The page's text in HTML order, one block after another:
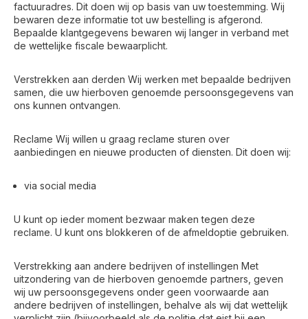
factuuradres. Dit doen wij op basis van uw toestemming. Wij
bewaren deze informatie tot uw bestelling is afgerond.
Bepaalde klantgegevens bewaren wij langer in verband met
de wettelijke fiscale bewaarplicht.
Verstrekken aan derden Wij werken met bepaalde bedrijven
samen, die uw hierboven genoemde persoonsgegevens van
ons kunnen ontvangen.
Reclame Wij willen u graag reclame sturen over
aanbiedingen en nieuwe producten of diensten. Dit doen wij:
via social media
U kunt op ieder moment bezwaar maken tegen deze
reclame. U kunt ons blokkeren of de afmeldoptie gebruiken.
Verstrekking aan andere bedrijven of instellingen Met
uitzondering van de hierboven genoemde partners, geven
wij uw persoonsgegevens onder geen voorwaarde aan
andere bedrijven of instellingen, behalve als wij dat wettelijk